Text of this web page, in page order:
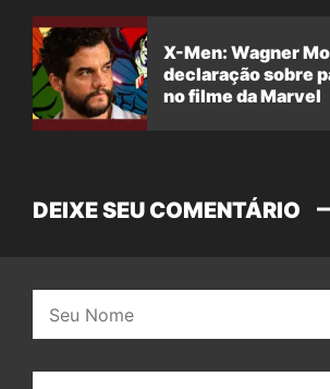
X-Men: Wagner
declaração sobre
no filme da Marvel
DEIXE SEU COMENTÁRIO